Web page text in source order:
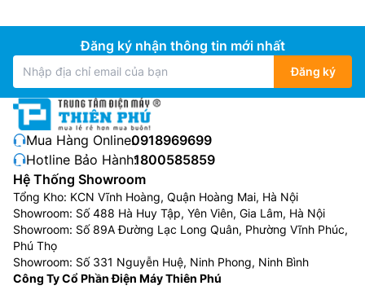
Đăng ký nhận thông tin mới nhất
Đăng ký
Mua Hàng Online:0918969699
Hotline Bảo Hành:1800585859
Hệ Thống Showroom
Tổng Kho: KCN Vĩnh Hoàng, Quận Hoàng Mai, Hà Nội
Showroom: Số 488 Hà Huy Tập, Yên Viên, Gia Lâm, Hà Nội
Showroom: Số 89A Đường Lạc Long Quân, Phường Vĩnh Phúc,
Phú Thọ
Showroom: Số 331 Nguyễn Huệ, Ninh Phong, Ninh Bình
Công Ty Cổ Phần Điện Máy Thiên Phú